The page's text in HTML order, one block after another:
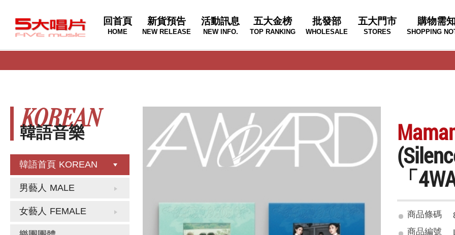
回首頁
HOME
新貨預告
NEW RELEASE
活動訊息
NEW INFO.
五大金榜
TOP RANKING
批發部
WHOLESALE
五大門市
STORES
購物需知
SHOPPING
韓語音樂
KOREAN
韓語首頁 KOREAN
男藝人 MALE
女藝人 FEMALE
「
商品條碼
商品編號